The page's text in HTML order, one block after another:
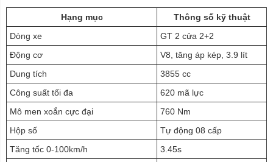
Hạng mục
Thông số kỹ thuật
Dòng xe
GT 2 cửa 2+2
Động cơ
V8, tăng áp kép, 3.9 lít
Dung tích
3855 cc
Công suất tối đa
620 mã lực
Mô men xoắn cực đại
760 Nm
Hộp số
Tự động 08 cấp
Tăng tốc 0-100km/h
3.45s